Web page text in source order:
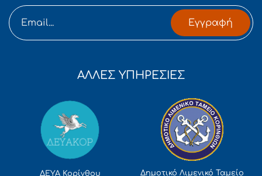
Εγγραφή
ΑΛΛΕΣ ΥΠΗΡΕΣΙΕΣ
ΔΕΥΑ Κορίνθου Δημοτικό Λιμενικό Ταμείο